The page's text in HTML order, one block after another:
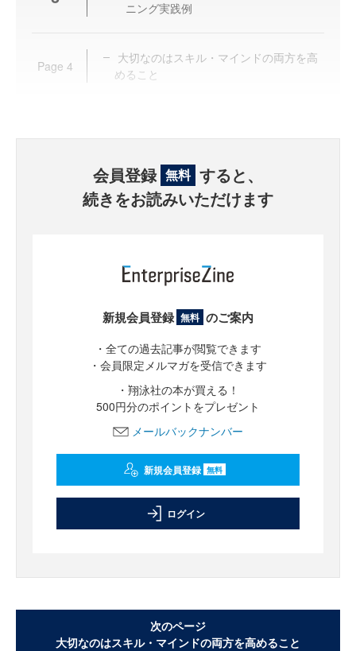
ニング実践例
Page 4
大切なのはスキル・マインドの両方を高
めること
会員登録 無料 すると、
続きをお読みいただけます
新規会員登録 無料 のご案内
・全ての過去記事が閲覧できます
・会員限定メルマガを受信できます
・翔泳社の本が買える！
500円分のポイントをプレゼント
メールバックナンバー
新規会員登録 無料
ログイン
次のページ
大切なのはスキル・マインドの両方を高めること